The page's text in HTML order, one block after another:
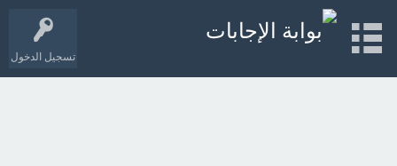
تسجيل الدخول